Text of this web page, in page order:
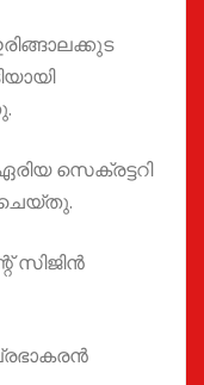
സെക്രട്ടറി
ചെയ്തു.